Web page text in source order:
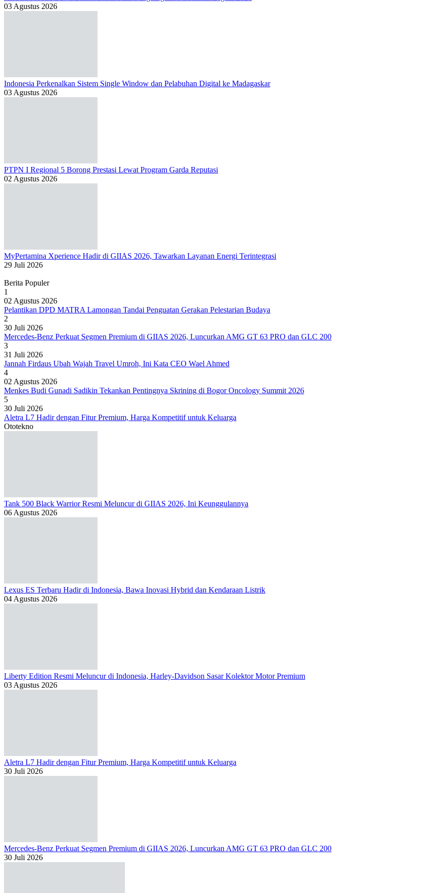
03 Agustus 2026
Indonesia Perkenalkan Sistem Single Window dan Pelabuhan Digital ke Madagaskar
03 Agustus 2026
PTPN I Regional 5 Borong Prestasi Lewat Program Garda Reputasi
02 Agustus 2026
MyPertamina Xperience Hadir di GIIAS 2026, Tawarkan Layanan Energi Terintegrasi
29 Juli 2026
Berita Populer
1
02 Agustus 2026
Pelantikan DPD MATRA Lamongan Tandai Penguatan Gerakan Pelestarian Budaya
2
30 Juli 2026
Mercedes-Benz Perkuat Segmen Premium di GIIAS 2026, Luncurkan AMG GT 63 PRO dan GLC 200
3
31 Juli 2026
Jannah Firdaus Ubah Wajah Travel Umroh, Ini Kata CEO Wael Ahmed
4
02 Agustus 2026
Menkes Budi Gunadi Sadikin Tekankan Pentingnya Skrining di Bogor Oncology Summit 2026
5
30 Juli 2026
Aletra L7 Hadir dengan Fitur Premium, Harga Kompetitif untuk Keluarga
Ototekno
Tank 500 Black Warrior Resmi Meluncur di GIIAS 2026, Ini Keunggulannya
06 Agustus 2026
Lexus ES Terbaru Hadir di Indonesia, Bawa Inovasi Hybrid dan Kendaraan Listrik
04 Agustus 2026
Liberty Edition Resmi Meluncur di Indonesia, Harley-Davidson Sasar Kolektor Motor Premium
03 Agustus 2026
Aletra L7 Hadir dengan Fitur Premium, Harga Kompetitif untuk Keluarga
30 Juli 2026
Mercedes-Benz Perkuat Segmen Premium di GIIAS 2026, Luncurkan AMG GT 63 PRO dan GLC 200
30 Juli 2026